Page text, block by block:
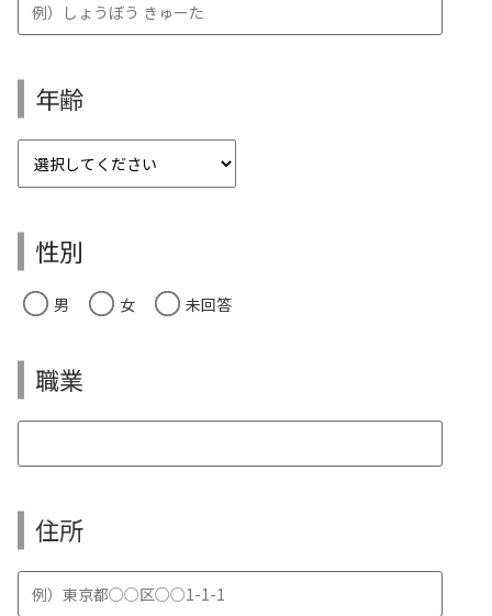
年齢
性別
男 女 未回答
職業
住所